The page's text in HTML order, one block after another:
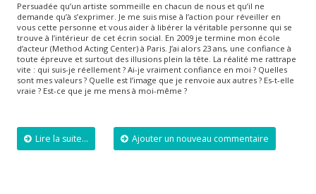
Persuadée qu’un artiste sommeille en chacun de nous et qu’il ne
demande qu’à s’exprimer. Je me suis mise à l’action pour réveiller en
vous cette personne et vous aider à libérer la véritable personne qui se
trouve à l’intérieur de cet écrin social. En 2009 je termine mon école
d’acteur (Method Acting Center) à Paris. J’ai alors 23 ans, une confiance à
toute épreuve et surtout des illusions plein la tête. La réalité me rattrape
vite : qui suis-je réellement ? Ai-je vraiment confiance en moi ? Quelles
sont mes valeurs ? Quelle est l’image que je renvoie aux autres ? Es-t-elle
vraie ? Est-ce que je me mens à moi-même ?
Lire la suite... Ajouter un nouveau commentaire